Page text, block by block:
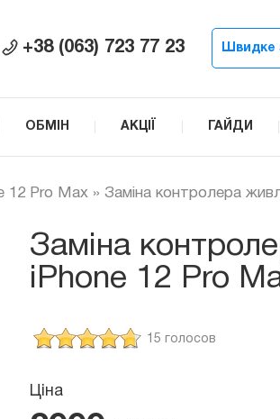
+38 (063) 723 77 23 Швидке
ОБМІН АКЦІЇ ГАЙДИ
12 Pro Max » Заміна контролера
Заміна
iPhone 12 Pro
15 голосов
Ціна
2999грн.